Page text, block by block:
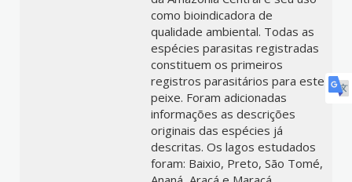
como bioindicadora de
qualidade ambiental. Todas as
espécies parasitas registradas
constituem os primeiros
registros parasitários para este
peixe. Foram adicionadas
informações as descrições
originais das espécies já
descritas. Os lagos estudados
foram: Baixio, Preto, São Tomé,